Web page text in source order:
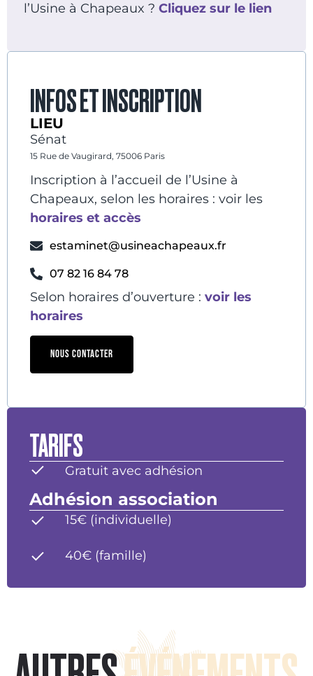
l’Usine à Chapeaux ? Cliquez sur le lien
INFOS ET INSCRIPTION
LIEU
Sénat
15 Rue de Vaugirard, 75006 Paris
Inscription à l’accueil de l’Usine à
Chapeaux, selon les horaires : voir les
horaires et accès
estaminet@usineachapeaux.fr
07 82 16 84 78
Selon horaires d’ouverture : voir les
horaires
NOUS CONTACTER
TARIFS
Gratuit avec adhésion
Adhésion association
15€ (individuelle)
40€ (famille)